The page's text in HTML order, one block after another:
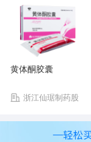
黄体酮胶囊
浙江仙琚制药股